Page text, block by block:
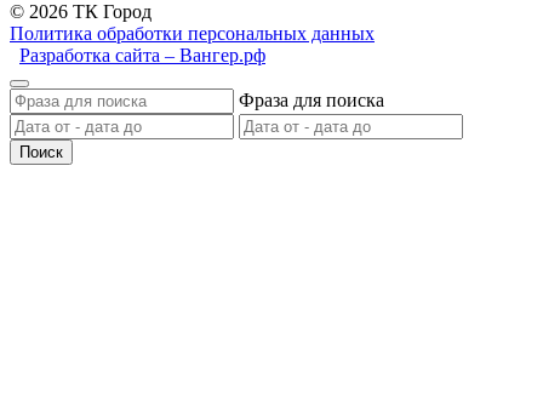
© 2026 ТК Город
Политика обработки персональных данных
Разработка сайта – Вангер.рф
Фраза для поиска
Поиск